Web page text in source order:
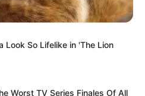
Look So Lifelike in 'The Lion
Worst TV Series Finales Of All